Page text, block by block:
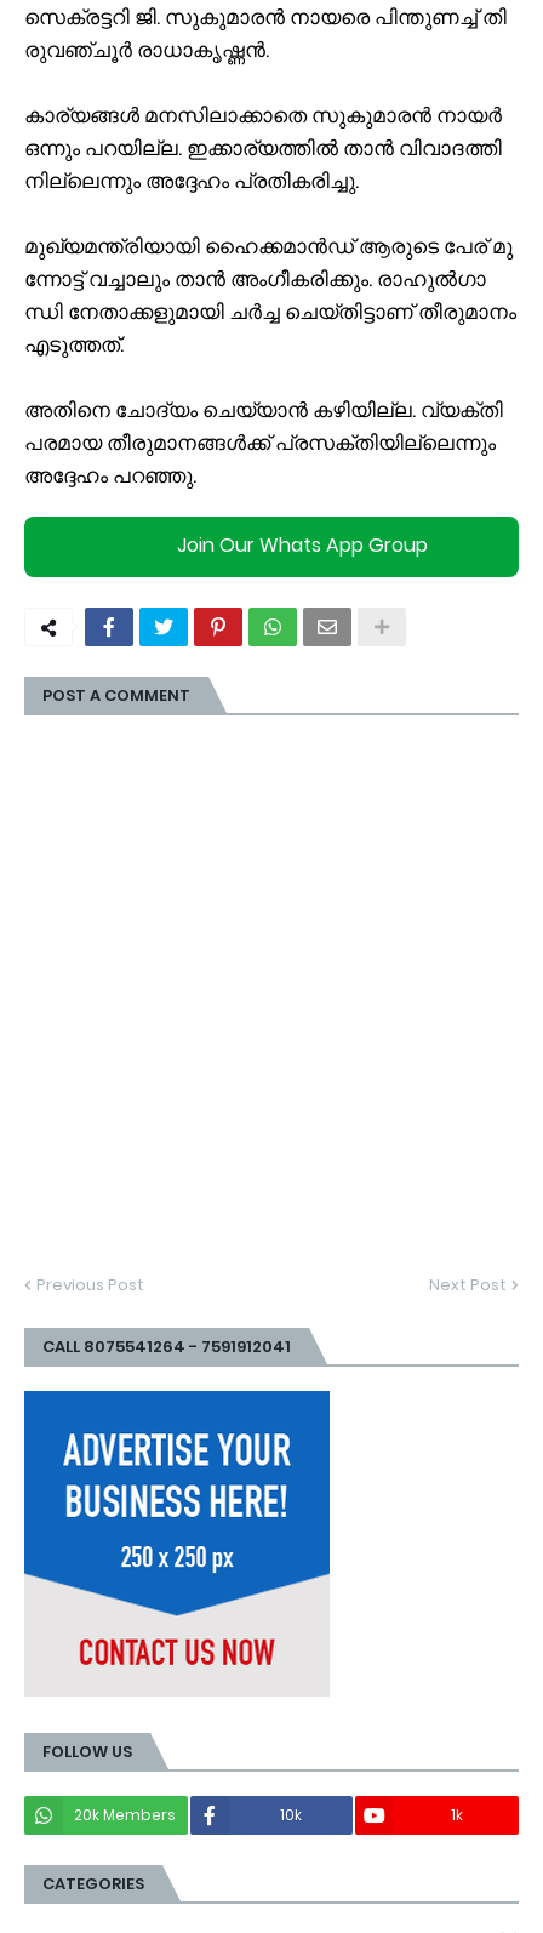
സെ​ക്ര​ട്ട​റി ജി. ​സു​കു​മാ​ര​ൻ നാ​യ​രെ പി​ന്തു​ണ​ച്ച് തി​
രു​വ​ഞ്ചൂ​ർ രാ​ധാ​കൃ​ഷ്ണ​ൻ.
കാ​ര്യ​ങ്ങ​ൾ മ​ന​സി​ലാ​ക്കാ​തെ സു​കു​മാ​ര​ൻ നാ​യ​ർ
ഒ​ന്നും പ​റ​യി​ല്ല. ഇ​ക്കാ​ര്യ​ത്തി​ൽ താ​ൻ വി​വാ​ദ​ത്തി​
നി​ല്ലെ​ന്നും അ​ദ്ദേ​ഹം പ്ര​തി​ക​രി​ച്ചു.
മു​ഖ്യ​മ​ന്ത്രി​യാ​യി ഹൈ​ക്ക​മാ​ൻ​ഡ് ആ​രു​ടെ പേ​ര് മു​
ന്നോ​ട്ട് വ​ച്ചാ​ലും താ​ൻ അം​ഗീ​ക​രി​ക്കും. രാ​ഹു​ൽ​ഗാ​
ന്ധി നേ​താ​ക്ക​ളു​മാ​യി ച​ർ​ച്ച ചെ​യ്തി​ട്ടാ​ണ് തീ​രു​മാ​നം
എ​ടു​ത്ത​ത്.
അ​തി​നെ ചോ​ദ്യം ചെ​യ്യാ​ൻ ക​ഴി​യി​ല്ല. വ്യ​ക്തി​
പ​ര​മാ​യ തീ​രു​മാ​ന​ങ്ങ​ൾ​ക്ക് പ്ര​സ​ക്തി​യി​ല്ലെ​ന്നും
അ​ദ്ദേ​ഹം പ​റ​ഞ്ഞു.
Join Our Whats App Group
POST A COMMENT
Previous Post Next Post
CALL 8075541264 - 7591912041
FOLLOW US
20k Members 10k 1k
CATEGORIES